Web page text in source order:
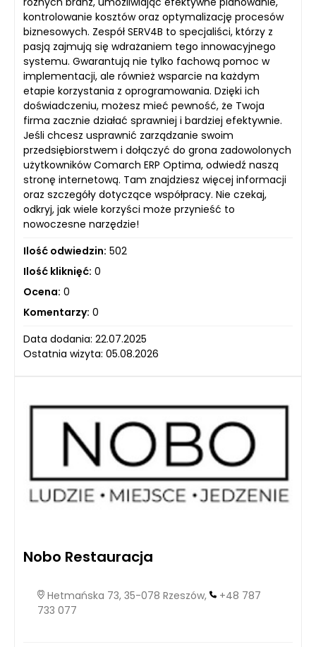
kontrolowanie kosztów oraz optymalizację procesów
biznesowych. Zespół SERV4B to specjaliści, którzy z
pasją zajmują się wdrażaniem tego innowacyjnego
systemu. Gwarantują nie tylko fachową pomoc w
implementacji, ale również wsparcie na każdym
etapie korzystania z oprogramowania. Dzięki ich
doświadczeniu, możesz mieć pewność, że Twoja
firma zacznie działać sprawniej i bardziej efektywnie.
Jeśli chcesz usprawnić zarządzanie swoim
przedsiębiorstwem i dołączyć do grona zadowolonych
użytkowników Comarch ERP Optima, odwiedź naszą
stronę internetową. Tam znajdziesz więcej informacji
oraz szczegóły dotyczące współpracy. Nie czekaj,
odkryj, jak wiele korzyści może przynieść to
nowoczesne narzędzie!
Ilość odwiedzin: 502
Ilość kliknięć: 0
Ocena: 0
Komentarzy: 0
Data dodania: 22.07.2025
Ostatnia wizyta: 05.08.2026
Nobo Restauracja
Hetmańska 73, 35-078 Rzeszów,
+48 787
733 077